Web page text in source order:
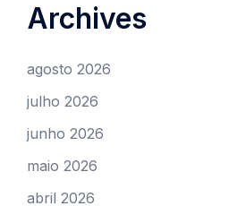
Archives
agosto 2026
julho 2026
junho 2026
maio 2026
abril 2026